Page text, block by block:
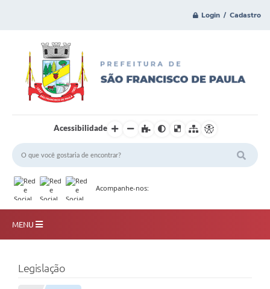
Login / Cadastro
Acessibilidade
Acompanhe-nos:
MENU
Carta de Serviços
Legislação